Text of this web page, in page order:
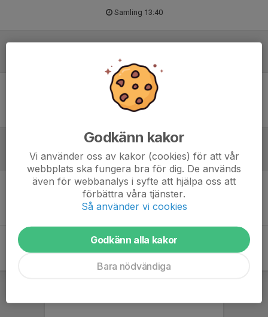
Samling 13:40
Ingen uppställning ifylld
Referat
Inget referat skrivet
Godkänn kakor
Vi använder oss av kakor (cookies) för att vår
webbplats ska fungera bra för dig. De används
även för webbanalys i syfte att hjälpa oss att
förbättra våra tjänster.
Så använder vi cookies
Godkänn alla kakor
Bara nödvändiga